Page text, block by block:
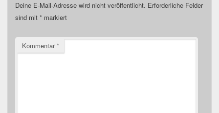
Deine E-Mail-Adresse wird nicht veröffentlicht. Erforderliche Felder
sind mit * markiert
Kommentar*